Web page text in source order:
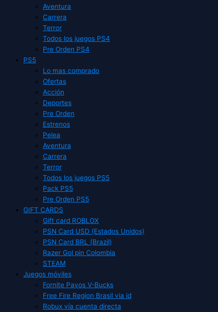
Aventura
Carrera
Terror
Todos los juegos PS4
Pre Orden PS4
PS5
Lo mas comprado
Ofertas
Acción
Deportes
Pre Orden
Estrenos
Pelea
Aventura
Carrera
Terror
Todos los juegos PS5
Pack PS5
Pre Orden PS5
GIFT CARDS
Gift card ROBLOX
PSN Card USD (Estados Unidos)
PSN Card BRL (Brazil)
Razer Gol pin Colombia
STEAM
Juegos móviles
Fornite Pavos V-Bucks
Free Fire Region Brasil via id
Robux vía cuenta directa